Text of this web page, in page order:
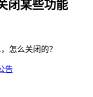
闭某些功能
怎么关闭的？
告